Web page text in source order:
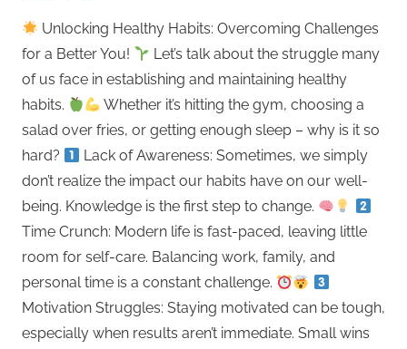
Dezember
2023
med.
Stefan
Wagner,
MHBA
Unlocking Healthy Habits: Overcoming Challenges
for a Better You!
Let’s talk about the struggle many
of us face in establishing and maintaining healthy
habits.
Whether it’s hitting the gym, choosing a
salad over fries, or getting enough sleep – why is it so
hard?
Lack of Awareness: Sometimes, we simply
don’t realize the impact our habits have on our well-
being. Knowledge is the first step to change.
Time Crunch: Modern life is fast-paced, leaving little
room for self-care. Balancing work, family, and
personal time is a constant challenge.
Motivation Struggles: Staying motivated can be tough,
especially when results aren’t immediate. Small wins